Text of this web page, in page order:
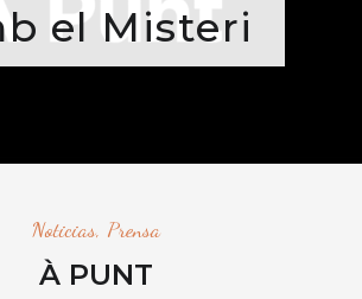
Noticias, Prensa
À PUNT
el Misteri